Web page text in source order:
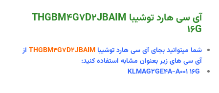
آی سی هارد توشیبا THGBM4G7D2JBAIM
16G
شما میتوانید بجای آی سیهارد توشیبا THGBM4G7D2JBAIM از
آی سی های زیر بعنوان مشابه استفاده کنید: